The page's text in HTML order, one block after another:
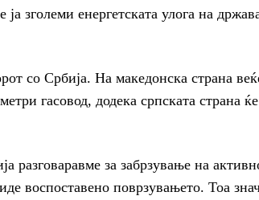
зголеми енергетската улога на
со Србија. На македонска страна
гасовод, додека српската страна
разговаравме за забрзување на
воспоставено поврзувањето. Тоа